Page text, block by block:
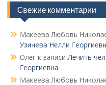
Свежие комментарии
Макеева Любовь
Узинева Нелли
Олег к записиЛечить
Георгиевна
Макеева Любовь